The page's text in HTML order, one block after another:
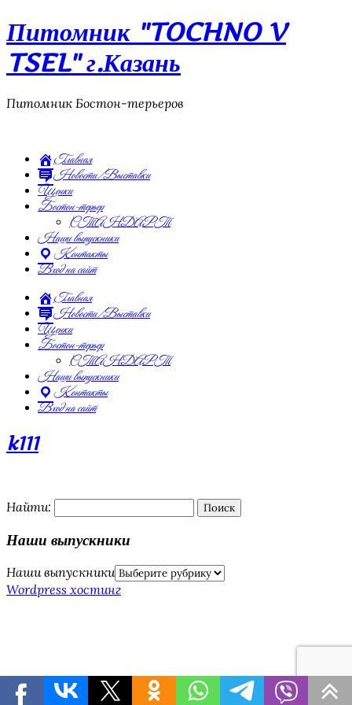
Питомник "TOCHNO V
TSEL" г.Казань
Питомник Бостон-терьеров
Главная
Новости/Выставки
Щенки
Бостон-терьер
СТАНДАРТ
Наши выпускники
Контакты
Вход на сайт
Главная
Новости/Выставки
Щенки
Бостон-терьер
СТАНДАРТ
Наши выпускники
Контакты
Вход на сайт
k111
Найти:
Наши выпускники
Наши выпускники
Wordpress хостинг